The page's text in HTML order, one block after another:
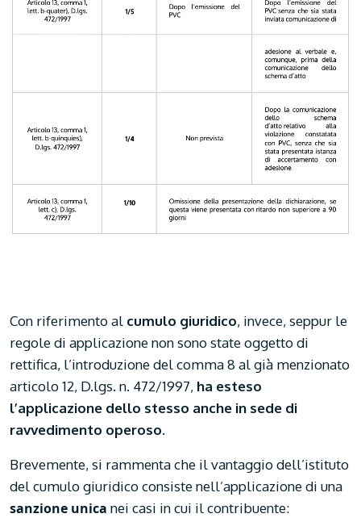
Con riferimento al cumulo giuridico, invece, seppur le
regole di applicazione non sono state oggetto di
rettifica, l’introduzione del comma 8 al già menzionato
articolo 12, D.lgs. n. 472/1997, ha esteso
l’applicazione dello stesso anche in sede di
ravvedimento operoso.
Brevemente, si rammenta che il vantaggio dell’istituto
del cumulo giuridico consiste nell’applicazione di una
sanzione unica nei casi in cui il contribuente: